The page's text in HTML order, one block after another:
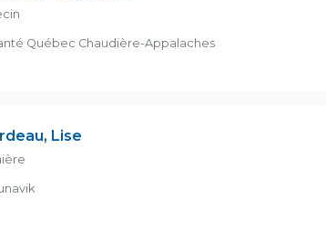
Québec Chaudière-Appalaches
Lise